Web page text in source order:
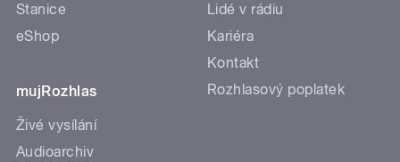
Stanice
eShop
mujRozhlas
Živé vysílání
Audioarchiv
Lidé v rádiu
Kariéra
Kontakt
Rozhlasový poplatek